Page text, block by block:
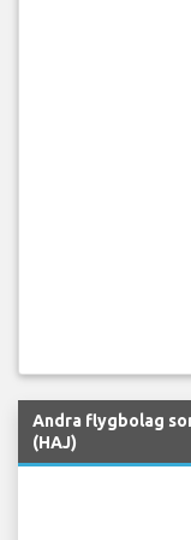
Andra flygbolag
(HAJ)